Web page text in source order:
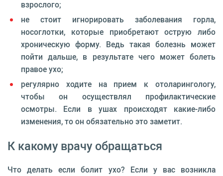
взрослого;
не стоит игнорировать заболевания горла,
носоглотки, которые приобретают острую либо
хроническую форму. Ведь такая болезнь может
пойти дальше, в результате чего может болеть
правое ухо;
регулярно ходите на прием к отоларингологу,
чтобы он осуществлял профилактические
осмотры. Если в ушах происходят какие-либо
изменения, то он обязательно это заметит.
К какому врачу обращаться
Что делать если болит ухо? Если у вас возникла